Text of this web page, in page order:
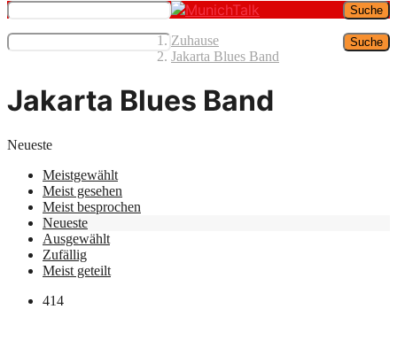
Suche
Suche
Zuhause
Jakarta Blues Band
Jakarta Blues Band
Neueste
Meistgewählt
Meist gesehen
Meist besprochen
Neueste
Ausgewählt
Zufällig
Meist geteilt
414